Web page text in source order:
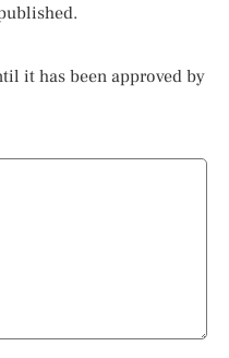
it has been approved by